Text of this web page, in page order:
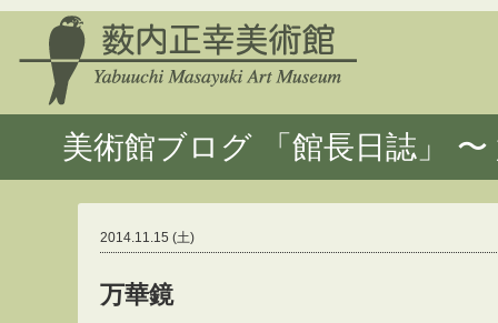
美術館ブログ 「館長日誌」
2014.11.15 (土)
万華鏡